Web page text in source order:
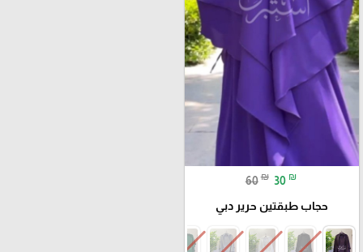
60 ₪ 30 ₪
حجاب طبقتين حرير دبي